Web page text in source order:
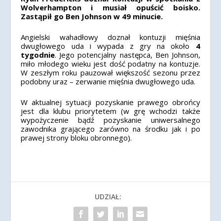
Wolverhampton i musiał opuścić boisko.
Zastąpił go Ben Johnson w 49 minucie.
Angielski wahadłowy doznał kontuzji mięśnia
dwugłowego uda i wypada z gry na około 4
tygodnie. Jego potencjalny następca, Ben Johnson,
miło młodego wieku jest dość podatny na kontuzje.
W zeszłym roku pauzował większość sezonu przez
podobny uraz – zerwanie mięśnia dwugłowego uda.
W aktualnej sytuacji pozyskanie prawego obrońcy
jest dla klubu priorytetem (w grę wchodzi także
wypożyczenie bądź pozyskanie uniwersalnego
zawodnika grającego zarówno na środku jak i po
prawej strony bloku obronnego).
UDZIAŁ: